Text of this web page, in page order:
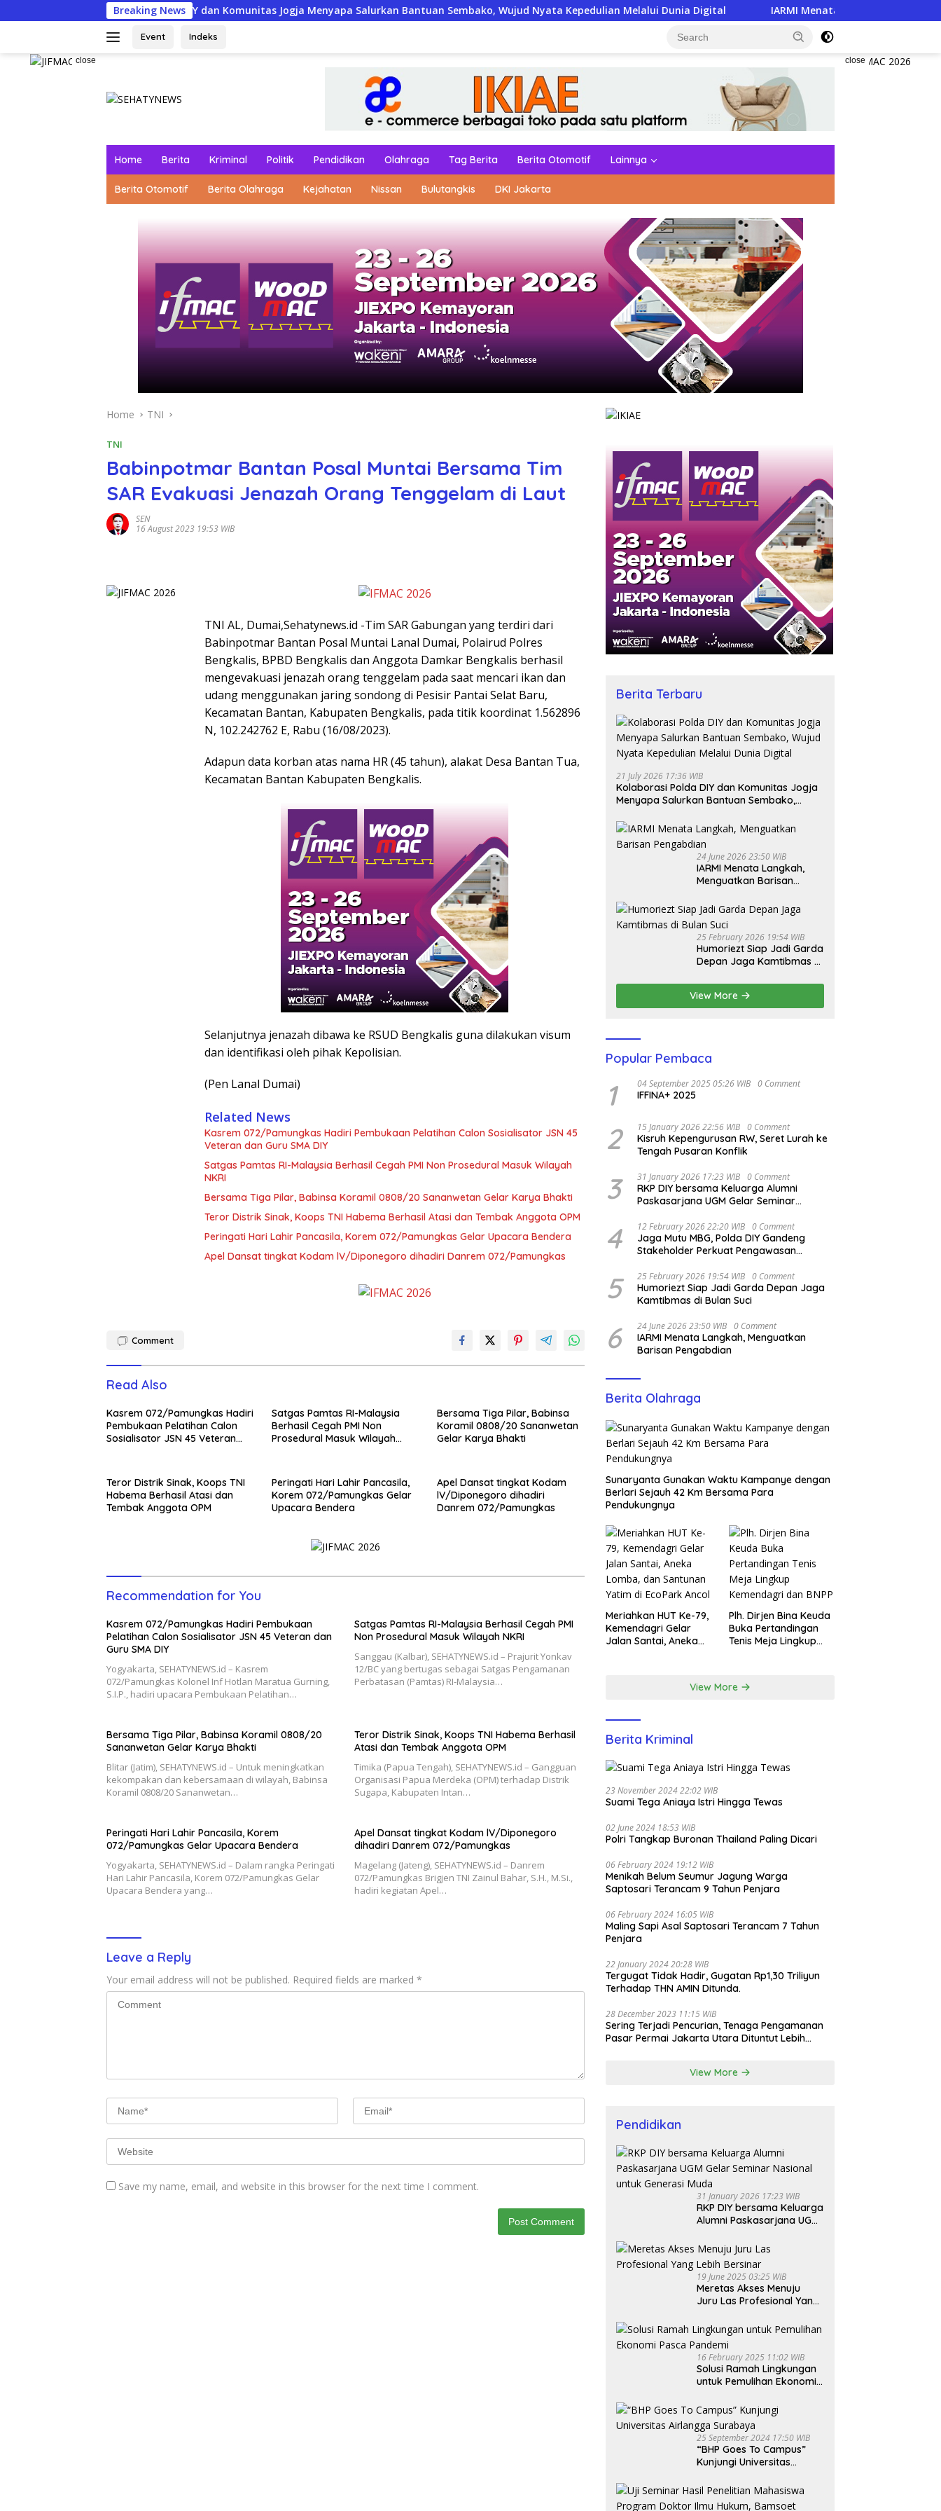
to
Breaking News
Kolaborasi Polda DIY dan Komunitas Jogja Menyapa Salurkan Bantuan Sembako, Wujud Nyata Kepedulian Melalui Dunia Digital IARMI Menata Langkah, Menguatkan Barisan
Event Indeks
close close
Home Berita Kriminal Politik Pendidikan Olahraga Tag Berita Berita Otomotif Lainnya
Berita Otomotif Berita Olahraga Kejahatan Nissan Bulutangkis DKI Jakarta
Home TNI
TNI
Babinpotmar Bantan Posal Muntai Bersama Tim
SAR Evakuasi Jenazah Orang Tenggelam di Laut
SEN
16 August 2023 19:53 WIB
TNI AL, Dumai,Sehatynews.id -Tim SAR Gabungan yang terdiri dari
Babinpotmar Bantan Posal Muntai Lanal Dumai, Polairud Polres
Bengkalis, BPBD Bengkalis dan Anggota Damkar Bengkalis berhasil
mengevakuasi jenazah orang tenggelam pada saat mencari ikan dan
udang menggunakan jaring sondong di Pesisir Pantai Selat Baru,
Kecamatan Bantan, Kabupaten Bengkalis, pada titik koordinat 1.562896
N, 102.242762 E, Rabu (16/08/2023).
Adapun data korban atas nama HR (45 tahun), alakat Desa Bantan Tua,
Kecamatan Bantan Kabupaten Bengkalis.
Selanjutnya jenazah dibawa ke RSUD Bengkalis guna dilakukan visum
dan identifikasi oleh pihak Kepolisian.
(Pen Lanal Dumai)
Related News
Kasrem 072/Pamungkas Hadiri Pembukaan Pelatihan Calon Sosialisator JSN 45
Veteran dan Guru SMA DIY
Satgas Pamtas RI-Malaysia Berhasil Cegah PMI Non Prosedural Masuk Wilayah
NKRI
Bersama Tiga Pilar, Babinsa Koramil 0808/20 Sananwetan Gelar Karya Bhakti
Teror Distrik Sinak, Koops TNI Habema Berhasil Atasi dan Tembak Anggota OPM
Peringati Hari Lahir Pancasila, Korem 072/Pamungkas Gelar Upacara Bendera
Apel Dansat tingkat Kodam lV/Diponegoro dihadiri Danrem 072/Pamungkas
Comment
Read Also
Kasrem 072/Pamungkas Hadiri
Pembukaan Pelatihan Calon
Sosialisator JSN 45 Veteran
Satgas Pamtas RI-Malaysia
Berhasil Cegah PMI Non
Prosedural Masuk Wilayah
Bersama Tiga Pilar, Babinsa
Koramil 0808/20 Sananwetan
Gelar Karya Bhakti
Teror Distrik Sinak, Koops TNI
Habema Berhasil Atasi dan
Tembak Anggota OPM
Peringati Hari Lahir Pancasila,
Korem 072/Pamungkas Gelar
Upacara Bendera
Apel Dansat tingkat Kodam
lV/Diponegoro dihadiri
Danrem 072/Pamungkas
Recommendation for You
Kasrem 072/Pamungkas Hadiri Pembukaan
Pelatihan Calon Sosialisator JSN 45 Veteran dan
Guru SMA DIY
Yogyakarta, SEHATYNEWS.id – Kasrem
072/Pamungkas Kolonel Inf Hotlan Maratua Gurning,
S.I.P., hadiri upacara Pembukaan Pelatihan…
Satgas Pamtas RI-Malaysia Berhasil Cegah PMI
Non Prosedural Masuk Wilayah NKRI
Sanggau (Kalbar), SEHATYNEWS.id – Prajurit Yonkav
12/BC yang bertugas sebagai Satgas Pengamanan
Perbatasan (Pamtas) RI-Malaysia…
Bersama Tiga Pilar, Babinsa Koramil 0808/20
Sananwetan Gelar Karya Bhakti
Blitar (Jatim), SEHATYNEWS.id – Untuk meningkatkan
kekompakan dan kebersamaan di wilayah, Babinsa
Koramil 0808/20 Sananwetan…
Teror Distrik Sinak, Koops TNI Habema Berhasil
Atasi dan Tembak Anggota OPM
Timika (Papua Tengah), SEHATYNEWS.id – Gangguan
Organisasi Papua Merdeka (OPM) terhadap Distrik
Sugapa, Kabupaten Intan…
Peringati Hari Lahir Pancasila, Korem
072/Pamungkas Gelar Upacara Bendera
Yogyakarta, SEHATYNEWS.id – Dalam rangka Peringati
Hari Lahir Pancasila, Korem 072/Pamungkas Gelar
Upacara Bendera yang…
Apel Dansat tingkat Kodam lV/Diponegoro
dihadiri Danrem 072/Pamungkas
Magelang (Jateng), SEHATYNEWS.id – Danrem
072/Pamungkas Brigjen TNI Zainul Bahar, S.H., M.Si.,
hadiri kegiatan Apel…
Leave a Reply
Your email address will not be published. Required fields are marked *
Save my name, email, and website in this browser for the next time I comment.
Berita Terbaru
21 July 2026 17:36 WIB
Kolaborasi Polda DIY dan Komunitas Jogja
Menyapa Salurkan Bantuan Sembako,
Digital
24 June 2026 23:50 WIB
IARMI Menata Langkah,
Menguatkan Barisan
25 February 2026 19:54 WIB
Humoriezt Siap Jadi Garda
Depan Jaga Kamtibmas di
View More
Popular Pembaca
1 04 September 2025 05:26 WIB 0 Comment
IFFINA+ 2025
2 15 January 2026 22:56 WIB 0 Comment
Kisruh Kepengurusan RW, Seret Lurah ke
Tengah Pusaran Konflik
3 31 January 2026 17:23 WIB 0 Comment
RKP DIY bersama Keluarga Alumni
Paskasarjana UGM Gelar Seminar
4 12 February 2026 22:20 WIB 0 Comment
Jaga Mutu MBG, Polda DIY Gandeng
Stakeholder Perkuat Pengawasan
5 25 February 2026 19:54 WIB 0 Comment
Humoriezt Siap Jadi Garda Depan Jaga
Kamtibmas di Bulan Suci
6 24 June 2026 23:50 WIB 0 Comment
IARMI Menata Langkah, Menguatkan
Barisan Pengabdian
Berita Olahraga
Sunaryanta Gunakan Waktu Kampanye dengan
Berlari Sejauh 42 Km Bersama Para
Pendukungnya
Meriahkan HUT Ke-79,
Kemendagri Gelar
Jalan Santai, Aneka
Plh. Dirjen Bina Keuda
Buka Pertandingan
Tenis Meja Lingkup
View More
Berita Kriminal
23 November 2024 22:02 WIB
Suami Tega Aniaya Istri Hingga Tewas
02 June 2024 18:53 WIB
Polri Tangkap Buronan Thailand Paling Dicari
06 February 2024 19:12 WIB
Menikah Belum Seumur Jagung Warga
Saptosari Terancam 9 Tahun Penjara
06 February 2024 16:05 WIB
Maling Sapi Asal Saptosari Terancam 7 Tahun
Penjara
22 January 2024 20:28 WIB
Tergugat Tidak Hadir, Gugatan Rp1,30 Triliyun
Terhadap THN AMIN Ditunda.
28 December 2023 11:15 WIB
Sering Terjadi Pencurian, Tenaga Pengamanan
Pasar Permai Jakarta Utara Dituntut Lebih
View More
Pendidikan
31 January 2026 17:23 WIB
RKP DIY bersama Keluarga
Alumni Paskasarjana UGM
untuk Generasi Muda
19 June 2025 03:25 WIB
Meretas Akses Menuju
Juru Las Profesional Yang
16 February 2025 11:02 WIB
Solusi Ramah Lingkungan
untuk Pemulihan Ekonomi
25 September 2024 17:50 WIB
“BHP Goes To Campus”
Kunjungi Universitas